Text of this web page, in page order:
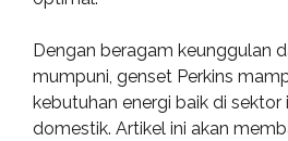
Dengan beragam keunggulan
mumpuni, genset Perkins
kebutuhan energi baik di sektor
domestik. Artikel ini akan